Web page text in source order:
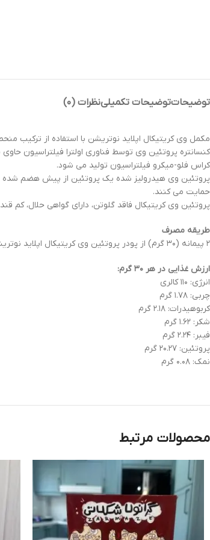
توضیحاتتوضیحات تکمیلینظرات (۰)
مکمل وی کریتیکال اپلاید نوتریشن با استفاده از ترکیب
کنسانتره پروتئین وی توسط فناوری اولترا فیلتراسیون
کراس فلو-میکرو فیلتراسیون تولید می شود.
پروتئین وی هیدرولیز شده یک پروتئین از پیش هضم شده
حمایت می کنند.
پروتئین وی کریتیکال فاقد گلوتن، دارای گواهی حلال،
طریقه مصرف
۲ پیمانه (۳۰ گرم) از پودر پروتئین وی کریتیکال اپلاید نوتریشن را با ۲۵۰ الی ۵۰۰ میلی لیتر آب یا شیر مخلوط کرده و خوب تکان دهید. بلافاصله بعد از تمرین یا در طول روز در روزهای غیر تمرین مصرف شود.
ارزش غذایی در هر ۳۰ گرم:
انرژي: ۱۱۰ کالري
چربي: ۱.۷۸ گرم
کربوهيدرات: ۲.۱۸ گرم
شکر: ۱.۶۲ گرم
فيبر: ۲.۲۴ گرم
پروتئين: ۲۰.۲۷ گرم
نمک: ۰.۰۸ گرم
محصولات مرتبط